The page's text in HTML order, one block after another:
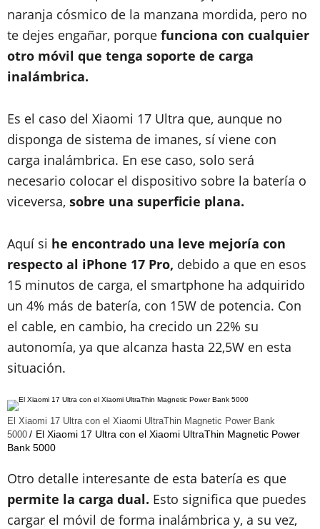
naranja cósmico de la manzana mordida, pero no
te dejes engañar, porque funciona con cualquier
otro móvil que tenga soporte de carga
inalámbrica.
Es el caso del Xiaomi 17 Ultra que, aunque no
disponga de sistema de imanes, sí viene con
carga inalámbrica. En ese caso, solo será
necesario colocar el dispositivo sobre la batería o
viceversa, sobre una superficie plana.
Aquí si he encontrado una leve mejoría con
respecto al iPhone 17 Pro, debido a que en esos
15 minutos de carga, el smartphone ha adquirido
un 4% más de batería, con 15W de potencia. Con
el cable, en cambio, ha crecido un 22% su
autonomía, ya que alcanza hasta 22,5W en esta
situación.
El Xiaomi 17 Ultra con el Xiaomi UltraThin Magnetic Power Bank
5000
El Xiaomi 17 Ultra con el Xiaomi UltraThin Magnetic Power
Bank 5000
Otro detalle interesante de esta batería es que
permite la carga dual. Esto significa que puedes
cargar el móvil de forma inalámbrica y, a su vez,